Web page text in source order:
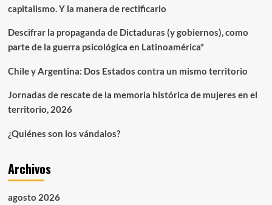
capitalismo. Y la manera de rectificarlo
Descifrar la propaganda de Dictaduras (y gobiernos), como
parte de la guerra psicológica en Latinoamérica*
Chile y Argentina: Dos Estados contra un mismo territorio
Jornadas de rescate de la memoria histórica de mujeres en el
territorio, 2026
¿Quiénes son los vándalos?
Archivos
agosto 2026